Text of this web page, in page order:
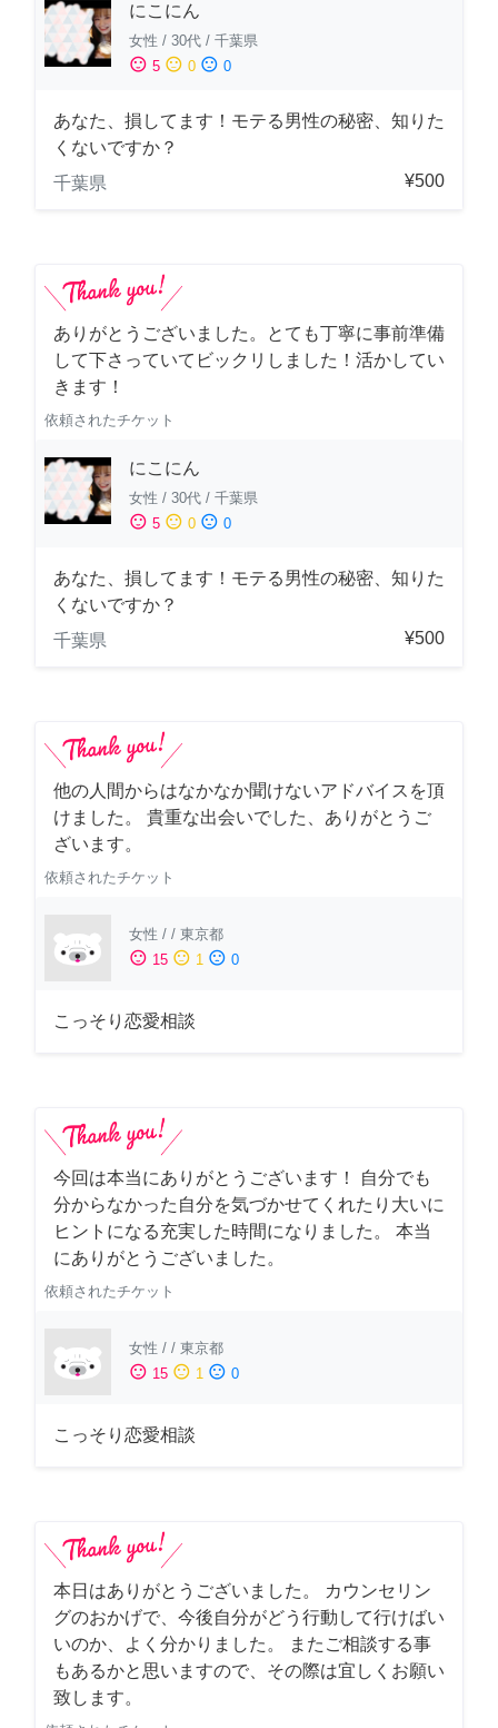
にこにん
女性 / 30代 / 千葉県
sentiment_satisfied 5 sentiment_neutral 0 sentiment_dissatisfied 0
あなた、損してます！モテる男性の秘密、知りた
くないですか？
千葉県
¥500
ありがとうございました。とても丁寧に事前準備
して下さっていてビックリしました！活かしてい
きます！
依頼されたチケット
にこにん
女性 / 30代 / 千葉県
sentiment_satisfied 5 sentiment_neutral 0 sentiment_dissatisfied 0
あなた、損してます！モテる男性の秘密、知りた
くないですか？
千葉県
¥500
他の人間からはなかなか聞けないアドバイスを頂
けました。 貴重な出会いでした、ありがとうご
ざいます。
依頼されたチケット
女性 / / 東京都
sentiment_satisfied 15 sentiment_neutral 1 sentiment_dissatisfied 0
こっそり恋愛相談
今回は本当にありがとうございます！ 自分でも
分からなかった自分を気づかせてくれたり大いに
ヒントになる充実した時間になりました。 本当
にありがとうございました。
依頼されたチケット
女性 / / 東京都
sentiment_satisfied 15 sentiment_neutral 1 sentiment_dissatisfied 0
こっそり恋愛相談
本日はありがとうございました。 カウンセリン
グのおかげで、今後自分がどう行動して行けばい
いのか、よく分かりました。 またご相談する事
もあるかと思いますので、その際は宜しくお願い
致します。